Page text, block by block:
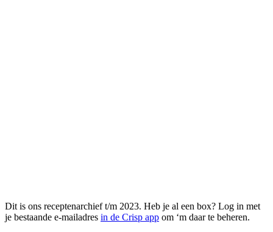
Dit is ons receptenarchief t/m 2023. Heb je al een box? Log in met
je bestaande e-mailadres in de Crisp app om ‘m daar te beheren.